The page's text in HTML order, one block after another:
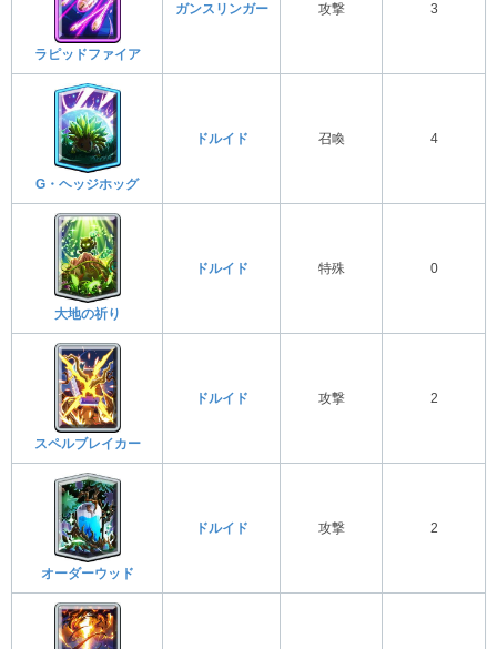
ラピッドファイア
ガンスリンガー 攻撃 3
G・ヘッジホッグ
ドルイド 召喚 4
大地の祈り
ドルイド 特殊 0
スペルブレイカー
ドルイド 攻撃 2
オーダーウッド
ドルイド 攻撃 2